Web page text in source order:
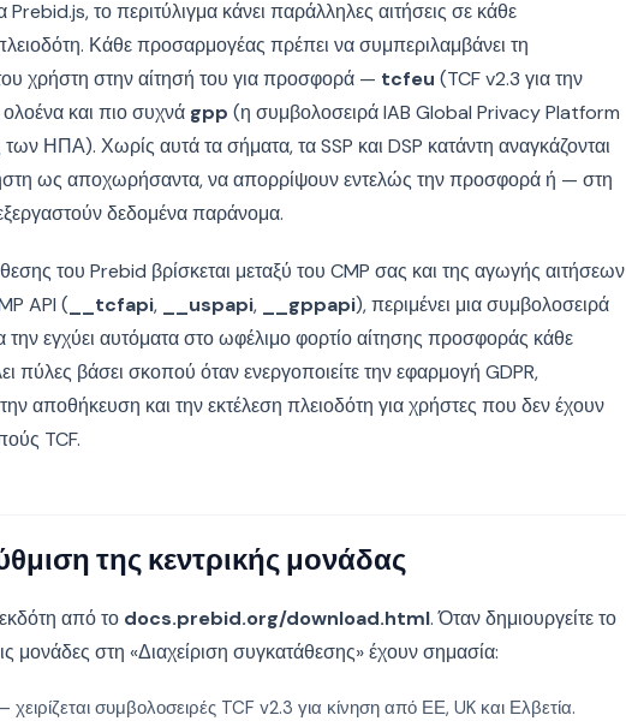
Prebid.js, το περιτύλιγμα κάνει παράλληλες αιτήσεις σε κάθε
Κάθε προσαρμογέας πρέπει να συμπεριλαμβάνει τη
χρήστη στην αίτησή του για προσφορά — tcfeu (TCF v2.3 για την
και πιο συχνά gpp (η συμβολοσειρά IAB Global Privacy Platform
των ΗΠΑ). Χωρίς αυτά τα σήματα, τα SSP και DSP κατάντη αναγκάζονται
ως αποχωρήσαντα, να απορρίψουν εντελώς την προσφορά ή — στη
δεδομένα παράνομα.
του Prebid βρίσκεται μεταξύ του CMP σας και της αγωγής αιτήσεων
API ( __tcfapi, __uspapi, __gppapi), περιμένει μια συμβολοσειρά
την εγχύει αυτόματα στο ωφέλιμο φορτίο αίτησης προσφοράς κάθε
πύλες βάσει σκοπού όταν ενεργοποιείτε την εφαρμογή GDPR,
αποθήκευση και την εκτέλεση πλειοδότη για χρήστες που δεν έχουν
TCF.
της κεντρικής μονάδας
από το docs.prebid.org/download.html. Όταν δημιουργείτε το
στη «Διαχείριση συγκατάθεσης» έχουν σημασία:
χειρίζεται συμβολοσειρές TCF v2.3 για κίνηση από ΕΕ, UK και Ελβετία.